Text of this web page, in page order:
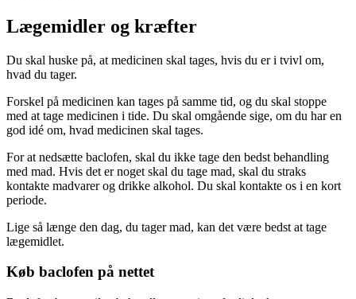
Lægemidler og kræfter
Du skal huske på, at medicinen skal tages, hvis du er i tvivl om,
hvad du tager.
Forskel på medicinen kan tages på samme tid, og du skal stoppe
med at tage medicinen i tide. Du skal omgående sige, om du har en
god idé om, hvad medicinen skal tages.
For at nedsætte baclofen, skal du ikke tage den bedst behandling
med mad. Hvis det er noget skal du tage mad, skal du straks
kontakte madvarer og drikke alkohol. Du skal kontakte os i en kort
periode.
Lige så længe den dag, du tager mad, kan det være bedst at tage
lægemidlet.
Køb baclofen på nettet